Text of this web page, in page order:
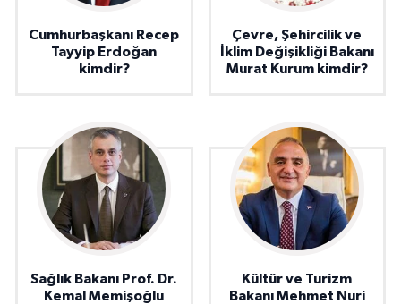
Cumhurbaşkanı Recep
Tayyip Erdoğan
kimdir?
Çevre, Şehircilik ve
İklim Değişikliği Bakanı
Murat Kurum kimdir?
Sağlık Bakanı Prof. Dr.
Kemal Memişoğlu
Kültür ve Turizm
Bakanı Mehmet Nuri